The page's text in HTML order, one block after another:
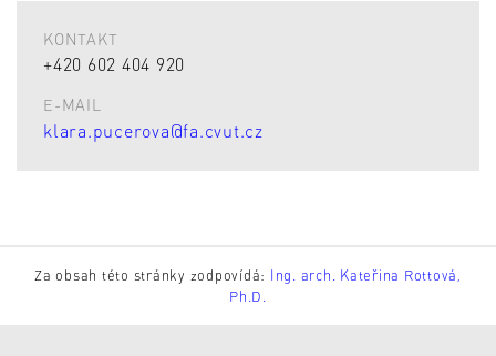
KONTAKT
+420 602 404 920
E-MAIL
klara.pucerova@fa.cvut.cz
Za obsah této stránky zodpovídá: Ing. arch. Kateřina Rottová,
Ph.D.